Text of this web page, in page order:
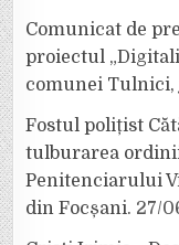
Comunicat de
proiectul
comunei Tulnici,
Fostul polițist
tulburarea
Penitenciarului
din Focșani. 27/